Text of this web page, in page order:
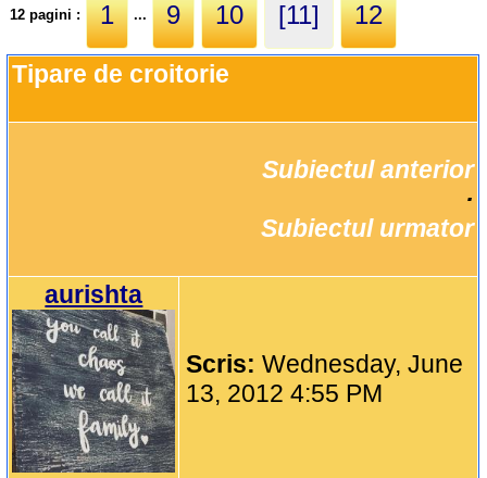
12 pagini : 1 ... 9 10 [11] 12
Tipare de croitorie
Subiectul anterior
Subiectul urmator
aurishta
Scris:Wednesday, June
13, 2012 4:55 PM